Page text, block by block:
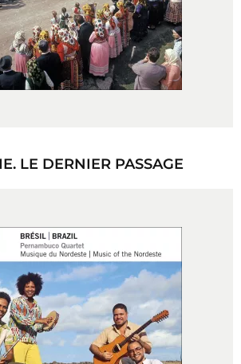
LE DERNIER PASSAGE